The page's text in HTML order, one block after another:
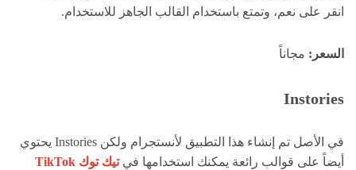
انقر على نعم، وتمتع باستخدام القالب الجاهز للاستخدام.
السعر: مجاناً
Instories
في الأصل تم إنشاء هذا التطبيق لأنستجرام ولكن Instories يحتوي
أيضاً على قوالب رائعة يمكنك استخدامها فيتيك توك TikTok